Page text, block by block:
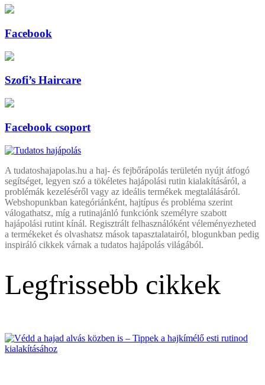
Facebook
Szofi’s Haircare
Facebook csoport
A tudatoshajapolas.hu a haj- és fejbőrápolás területén nyújt átfogó
segítséget, legyen szó a tökéletes hajápolási rutin kialakításáról, a
problémák kezeléséről vagy az ideális termékek megtalálásáról.
Webshopunkban kategóriánként, hajtípus és probléma szerint
válogathatsz, míg a rutinajánló funkciónk személyre szabott
hajápolási rutint kínál. Regisztrált felhasználóként véleményezheted
a termékeket és olvashatsz mások tapasztalatairól, blogunkban pedig
inspiráló cikkek várnak a tudatos hajápolás világából.
Legfrissebb cikkek